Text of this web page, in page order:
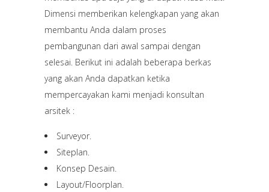
Dimensi memberikan kelengkapan yang akan
membantu Anda dalam proses
pembangunan dari awal sampai dengan
selesai. Berikut ini adalah beberapa berkas
yang akan Anda dapatkan ketika
mempercayakan kami menjadi konsultan
arsitek :
Surveyor.
Siteplan.
Konsep Desain.
Layout/Floorplan.